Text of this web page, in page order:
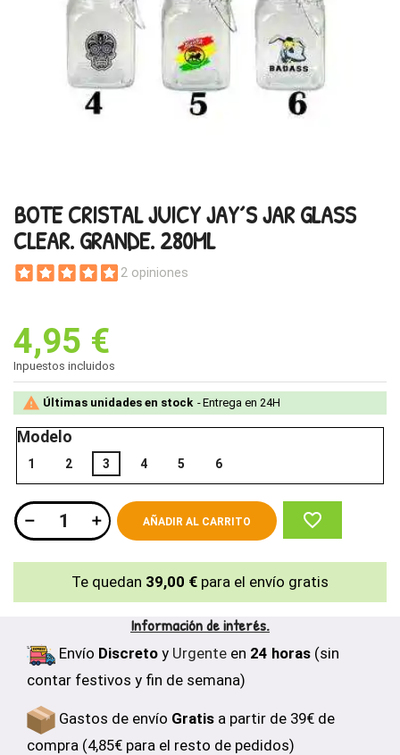
BOTE CRISTAL JUICY JAY´S JAR GLASS
CLEAR. GRANDE. 280ML
2 opiniones
4,95 €
Inpuestos incluidos
 Últimas unidades en stock Entrega en 24H
Modelo
1 2 3 4 5 6
AÑADIR AL CARRITO favorite_border
Te quedan 39,00 € para el envío gratis
Información de interés.
Envío Discreto y Urgente en 24 horas (sin
contar festivos y fin de semana)
Gastos de envío Gratis a partir de 39€ de
compra (4,85€ para el resto de pedidos)